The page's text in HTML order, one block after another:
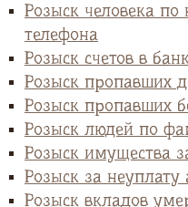
Розыск человека по
телефона
Розыск счетов в
Розыск пропавших
Розыск пропавших
Розыск людей по
Розыск имущества
Розыск за неуплату
Розыск вкладов